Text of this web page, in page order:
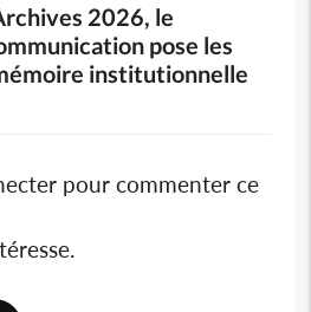
2026, le
pose les
institutionnelle
pour commenter ce